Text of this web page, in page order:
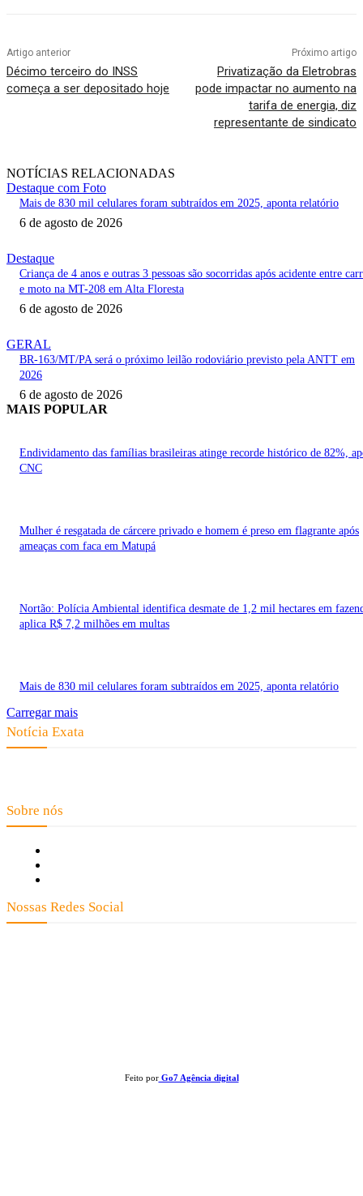
Artigo anterior
Décimo terceiro do INSS
começa a ser depositado hoje
Próximo artigo
Privatização da Eletrobras
pode impactar no aumento na
tarifa de energia, diz
representante de sindicato
NOTÍCIAS RELACIONADAS
Destaque com Foto
Mais de 830 mil celulares foram subtraídos em 2025, aponta relatório
6 de agosto de 2026
Destaque
Criança de 4 anos e outras 3 pessoas são socorridas após acidente entre
e moto na MT-208 em Alta Floresta
6 de agosto de 2026
GERAL
BR-163/MT/PA será o próximo leilão rodoviário previsto pela ANTT em
2026
6 de agosto de 2026
MAIS POPULAR
Endividamento das famílias brasileiras atinge recorde histórico de 82%,
CNC
Mulher é resgatada de cárcere privado e homem é preso em flagrante após
ameaças com faca em Matupá
Nortão: Polícia Ambiental identifica desmate de 1,2 mil hectares em
aplica R$ 7,2 milhões em multas
Mais de 830 mil celulares foram subtraídos em 2025, aponta relatório
Carregar mais
Notícia Exata
Sobre nós
Nossas Redes Social
Feito porGo7 Agência digital